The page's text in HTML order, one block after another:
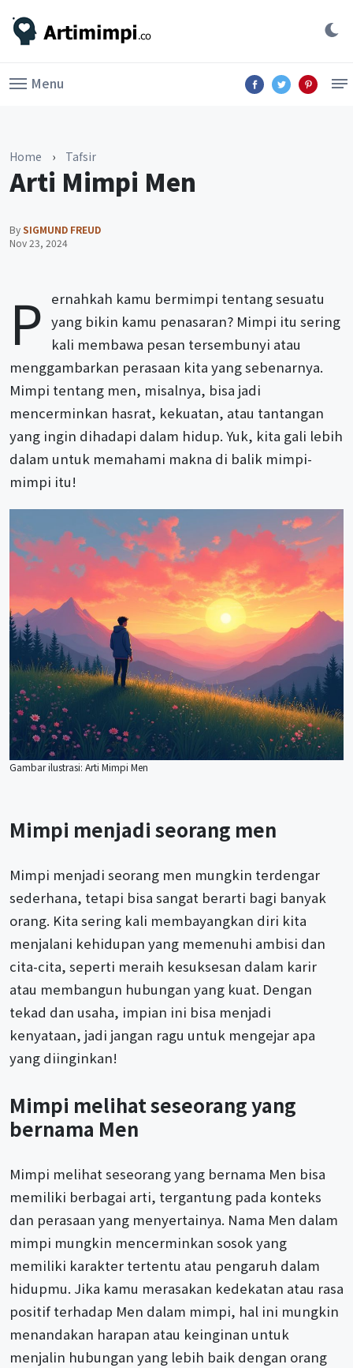
Menu
Home › Tafsir
Arti Mimpi Men
BySIGMUND FREUD
Nov 23, 2024
P ernahkah kamu bermimpi tentang sesuatu
yang bikin kamu penasaran? Mimpi itu sering
kali membawa pesan tersembunyi atau
menggambarkan perasaan kita yang sebenarnya.
Mimpi tentang men, misalnya, bisa jadi
mencerminkan hasrat, kekuatan, atau tantangan
yang ingin dihadapi dalam hidup. Yuk, kita gali lebih
dalam untuk memahami makna di balik mimpi-
mimpi itu!
Gambar ilustrasi: Arti Mimpi Men
Mimpi menjadi seorang men
Mimpi menjadi seorang men mungkin terdengar
sederhana, tetapi bisa sangat berarti bagi banyak
orang. Kita sering kali membayangkan diri kita
menjalani kehidupan yang memenuhi ambisi dan
cita-cita, seperti meraih kesuksesan dalam karir
atau membangun hubungan yang kuat. Dengan
tekad dan usaha, impian ini bisa menjadi
kenyataan, jadi jangan ragu untuk mengejar apa
yang diinginkan!
Mimpi melihat seseorang yang
bernama Men
Mimpi melihat seseorang yang bernama Men bisa
memiliki berbagai arti, tergantung pada konteks
dan perasaan yang menyertainya. Nama Men dalam
mimpi mungkin mencerminkan sosok yang
memiliki karakter tertentu atau pengaruh dalam
hidupmu. Jika kamu merasakan kedekatan atau rasa
positif terhadap Men dalam mimpi, hal ini mungkin
menandakan harapan atau keinginan untuk
menjalin hubungan yang lebih baik dengan orang